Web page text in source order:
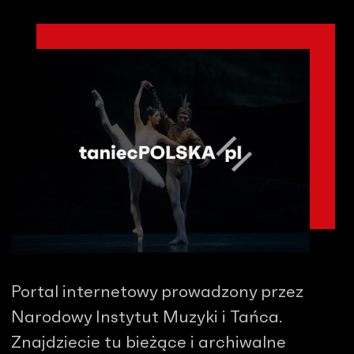
Portal internetowy prowadzony przez
Narodowy Instytut Muzyki i Tańca.
Znajdziecie tu bieżące i archiwalne